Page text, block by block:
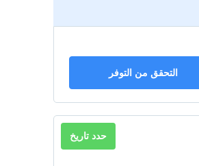
التحقق من التوفر
حدد تاريخ